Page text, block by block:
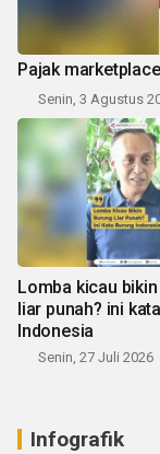
Pajak
Senin, 3 Agustus
Lomba kicau
liar punah? ini
Indonesia
Senin, 27 Juli 2026
Infografik